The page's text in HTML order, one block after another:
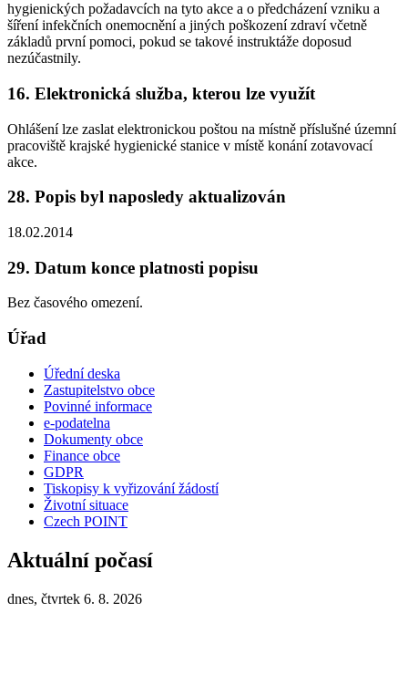
hygienických požadavcích na tyto akce a o předcházení vzniku a
šíření infekčních onemocnění a jiných poškození zdraví včetně
základů první pomoci, pokud se takové instruktáže doposud
nezúčastnily.
16. Elektronická služba, kterou lze využít
Ohlášení lze zaslat elektronickou poštou na místně příslušné územní
pracoviště krajské hygienické stanice v místě konání zotavovací
akce.
28. Popis byl naposledy aktualizován
18.02.2014
29. Datum konce platnosti popisu
Bez časového omezení.
Úřad
Úřední deska
Zastupitelstvo obce
Povinné informace
e-podatelna
Dokumenty obce
Finance obce
GDPR
Tiskopisy k vyřizování žádostí
Životní situace
Czech POINT
Aktuální počasí
dnes, čtvrtek 6. 8. 2026